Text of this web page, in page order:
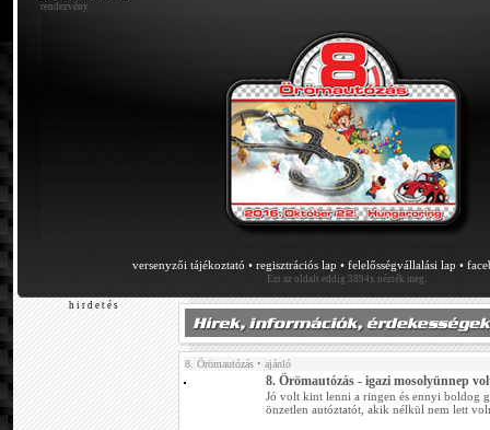
rendezvény
versenyzői tájékoztató •regisztrációs lap •felelősségvállalási lap •
Ezt az oldalt eddig 3894x nézték meg.
h i r d e t é s
8. Örömautózás • ajánló
8. Örömautózás - igazi mosolyünnep
Jó volt kint lenni a ringen és ennyi boldog
önzetlen autóztatót, akik nélkül nem lett